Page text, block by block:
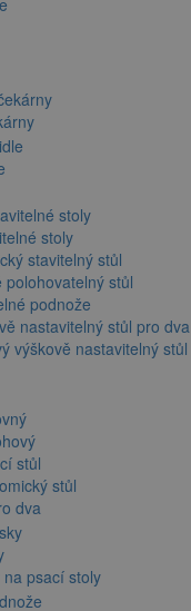
stoly
stavitelný stůl
polohovatelný stůl
podnože
nastavitelný stůl pro dva
výškově nastavitelný stůl
stůl
stůl
dva
na psací stoly